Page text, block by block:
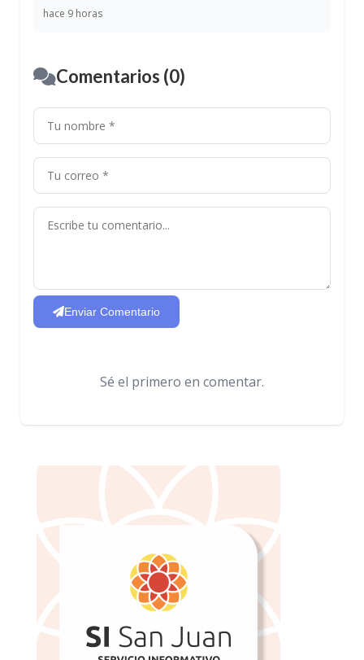
hace 9 horas
Comentarios (0)
Enviar Comentario
Sé el primero en comentar.